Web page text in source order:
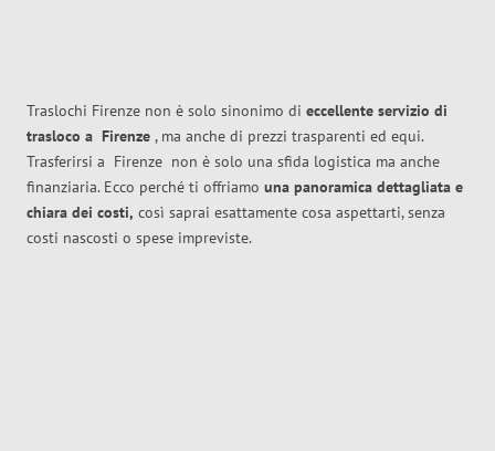
Traslochi Firenze non è solo sinonimo di eccellente servizio di
trasloco a Firenze , ma anche di prezzi trasparenti ed equi.
Trasferirsi a Firenze non è solo una sfida logistica ma anche
finanziaria. Ecco perché ti offriamo una panoramica dettagliata e
chiara dei costi, così saprai esattamente cosa aspettarti, senza
costi nascosti o spese impreviste.